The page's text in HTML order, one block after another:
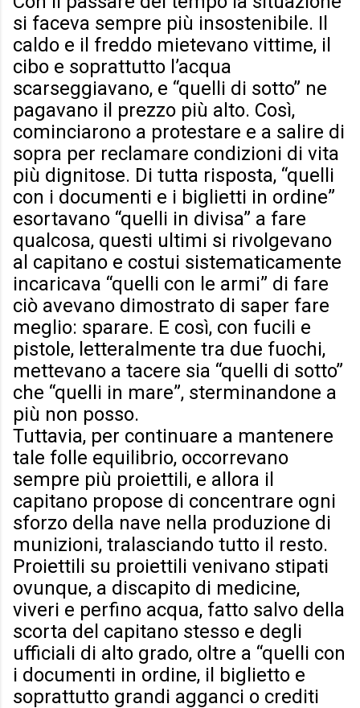
si faceva sempre più insostenibile. Il
caldo e il freddo mietevano vittime, il
cibo e soprattutto l’acqua
scarseggiavano, e “quelli di sotto” ne
pagavano il prezzo più alto. Così,
cominciarono a protestare e a salire di
sopra per reclamare condizioni di vita
più dignitose. Di tutta risposta, “quelli
con i documenti e i biglietti in ordine”
esortavano “quelli in divisa” a fare
qualcosa, questi ultimi si rivolgevano
al capitano e costui sistematicamente
incaricava “quelli con le armi” di fare
ciò avevano dimostrato di saper fare
meglio: sparare. E così, con fucili e
pistole, letteralmente tra due fuochi,
mettevano a tacere sia “quelli di sotto”
che “quelli in mare”, sterminandone a
più non posso.
Tuttavia, per continuare a mantenere
tale folle equilibrio, occorrevano
sempre più proiettili, e allora il
capitano propose di concentrare ogni
sforzo della nave nella produzione di
munizioni, tralasciando tutto il resto.
Proiettili su proiettili venivano stipati
ovunque, a discapito di medicine,
viveri e perfino acqua, fatto salvo della
scorta del capitano stesso e degli
ufficiali di alto grado, oltre a “quelli con
i documenti in ordine, il biglietto e
soprattutto grandi agganci o crediti